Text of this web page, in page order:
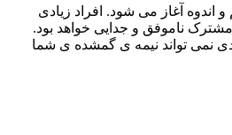
اندوه آغاز می شود. افراد زیادی
ناموفق و جدایی خواهد بود.
نمی تواند نیمه ی گمشده ی شما